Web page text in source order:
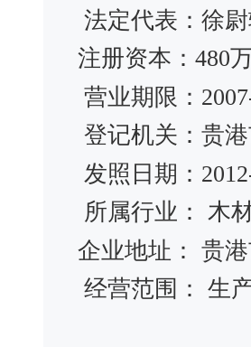
法定代表：徐
注册资本：480
营业期限：
登记机关：贵
发照日期：
所属行业： 木
企业地址： 贵
经营范围： 生